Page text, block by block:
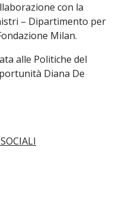
con la
– Dipartimento per
Milan.
alle Politiche del
Diana De